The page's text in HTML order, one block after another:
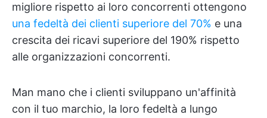
migliore rispetto ai loro concorrenti ottengono
una fedeltà dei clienti superiore del 70% e una
crescita dei ricavi superiore del 190% rispetto
alle organizzazioni concorrenti.
Man mano che i clienti sviluppano un'affinità
con il tuo marchio, la loro fedeltà a lungo